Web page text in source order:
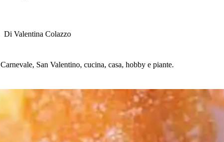
Di Valentina Colazzo
San Valentino, cucina, casa, hobby e piante.